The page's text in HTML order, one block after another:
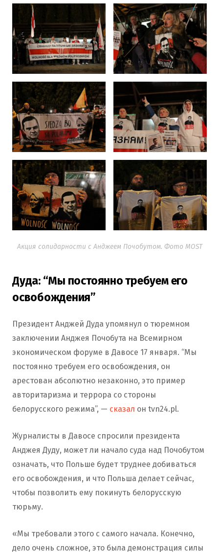
Акция солидарности с Анджеем Почобутом. Фото MOST
Дуда: “Мы постоянно требуем его
освобождения”
Президент Анджей Дуда упомянул о тюремном
заключении Анджея Почобута на Всемирном
экономическом форуме в Давосе 17 января. “Мы
постоянно требуем его освобождения, он
арестован абсолютно незаконно, это пример
авторитаризма и террора со стороны
белорусского режима”, — сказал он tvn24.pl.
Журналисты в Давосе спросили президента
Анджея Дуду, может ли начало суда над Почобутом
означать, что Польше будет труднее добиваться
его освобождения, и что Польша делает сейчас,
чтобы позволить ему покинуть белорусскую
тюрьму.
«Мы требовали этого с самого начала. Конечно,
дело очень сложное, это была демонстрация силы